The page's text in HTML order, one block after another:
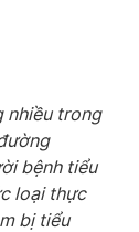
nhiều trong
bệnh tiểu
loại thực
bị tiểu